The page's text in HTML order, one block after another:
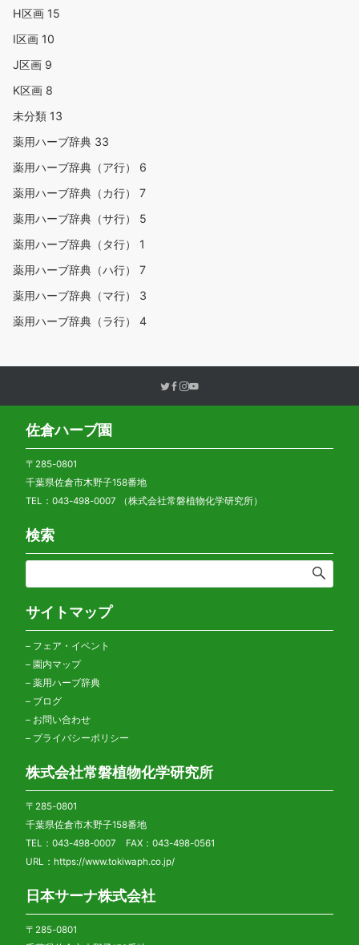
H区画 15
I区画 10
J区画 9
K区画 8
未分類 13
薬用ハーブ辞典 33
薬用ハーブ辞典（ア行） 6
薬用ハーブ辞典（カ行） 7
薬用ハーブ辞典（サ行） 5
薬用ハーブ辞典（タ行） 1
薬用ハーブ辞典（ハ行） 7
薬用ハーブ辞典（マ行） 3
薬用ハーブ辞典（ラ行） 4
佐倉ハーブ園
〒285-0801
千葉県佐倉市木野子158番地
TEL：043-498-0007 （株式会社常磐植物化学研究所）
検索
サイトマップ
– フェア・イベント
– 園内マップ
– 薬用ハーブ辞典
– ブログ
– お問い合わせ
– プライバシーポリシー
株式会社常磐植物化学研究所
〒285-0801
千葉県佐倉市木野子158番地
TEL：043-498-0007 FAX：043-498-0561
URL： https://www.tokiwaph.co.jp/
日本サーナ株式会社
〒285-0801